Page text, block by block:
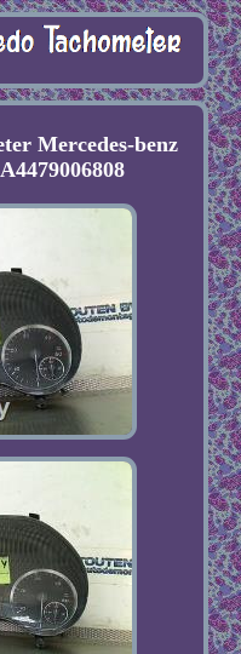
Mercedes-benz